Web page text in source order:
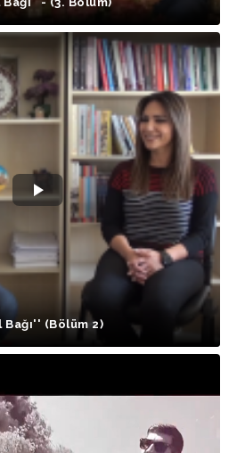
Bağı'' (Bölüm 2)